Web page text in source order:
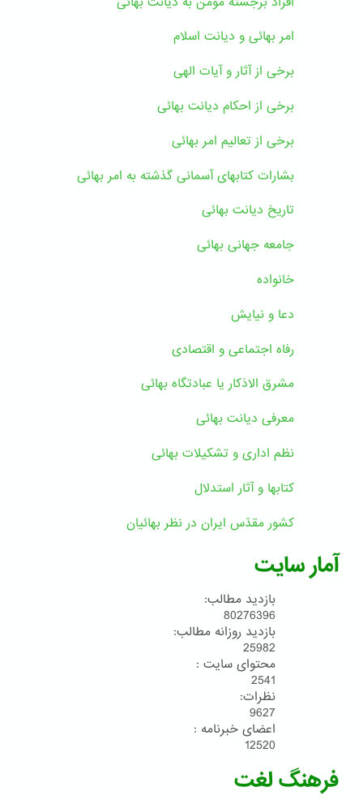
امر بهائی و دیانت اسلام
برخی از آثار و آیات الهی
برخی از احکام دیانت بهائی
برخی از تعالیم امر بهائی
بشارات کتابهای آسمانی گذشته به امر بهائی
تاریخ دیانت بهائی
جامعه جهانی بهائی
خانواده
دعا و نیایش
رفاه اجتماعی و اقتصادی
مشرق الاذکار یا عبادتگاه بهائی
معرفی دیانت بهائی
نظم اداری و تشکیلات بهائی
کتابها و آثار استدلال
کشور مقدّس ایران در نظر بهائیان
آمار سایت
بازدید مطالب:
80276396
بازدید روزانه مطالب:
25982
محتوای سایت :
2541
نظرات:
9627
اعضای خبرنامه :
12520
فرهنگ لغت